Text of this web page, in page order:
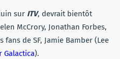
sur ITV, devrait bientôt
McCrory, Jonathan Forbes,
de SF, Jamie Bamber (Lee
Galactica).